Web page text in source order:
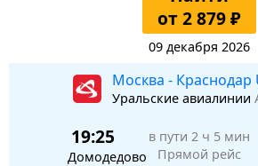
от 2 879 ₽
09 декабря 2026
Москва - Краснодар
Уральские авиалинии
19:25
Домодедово
в пути 2 ч 5 мин
Прямой рейс